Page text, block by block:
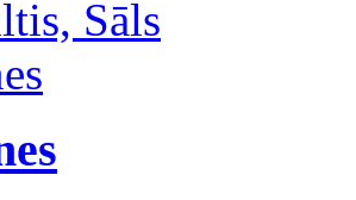
Sāls